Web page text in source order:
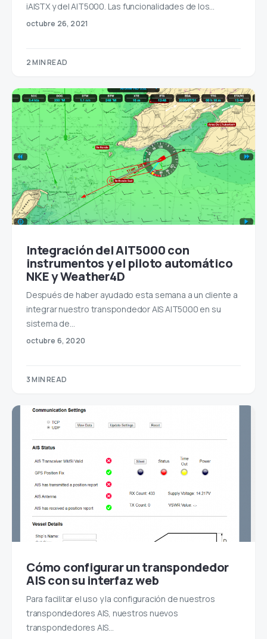
iAISTX y del AIT5000. Las funcionalidades de los…
octubre 26, 2021
2 MIN READ
Integración del AIT5000 con
instrumentos y el piloto automático
NKE y Weather4D
Después de haber ayudado esta semana a un cliente a
integrar nuestro transpondedor AIS AIT5000 en su
sistema de…
octubre 6, 2020
3 MIN READ
Cómo configurar un transpondedor
AIS con su interfaz web
Para facilitar el uso y la configuración de nuestros
transpondedores AIS, nuestros nuevos
transpondedores AIS…